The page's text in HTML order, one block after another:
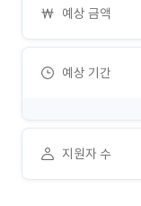
예상 금액
예상 기간
지원자 수